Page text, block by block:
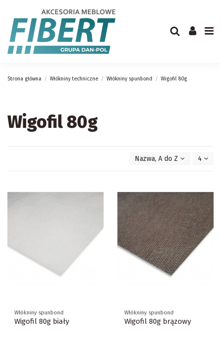
Strona główna Włókniny techniczne Włókniny spunbond Wigofil 80g
Wigofil 80g
Nazwa, A do Z 4
Włókniny spunbond
Wigofil 80g biały
Włókniny spunbond
Wigofil 80g brązowy